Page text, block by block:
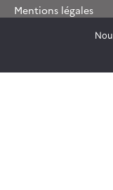
Mentions légales